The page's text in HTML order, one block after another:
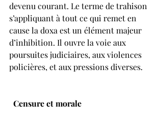
devenu courant. Le terme de trahison
s’appliquant à tout ce qui remet en
cause la doxa est un élément majeur
d’inhibition. Il ouvre la voie aux
poursuites judiciaires, aux violences
policières, et aux pressions diverses.
Censure et morale